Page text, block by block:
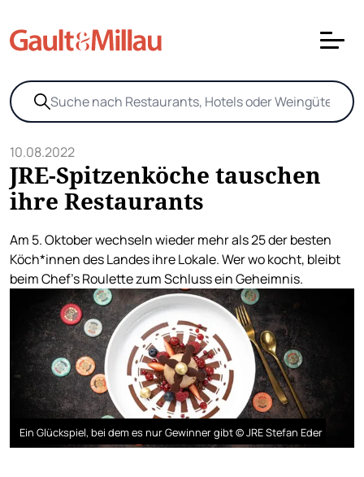
10.08.2022
JRE-Spitzenköche tauschen
ihre Restaurants
Am 5. Oktober wechseln wieder mehr als 25 der besten
Köch*innen des Landes ihre Lokale. Wer wo kocht, bleibt
beim Chef's Roulette zum Schluss ein Geheimnis.
Ein Glückspiel, bei dem es nur Gewinner gibt © JRE Stefan Eder